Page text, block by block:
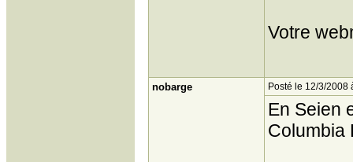
Votre
nobarge Posté le 12/3/2008
En Seien
Columbia